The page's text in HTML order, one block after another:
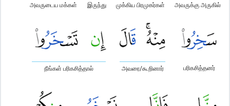
அவருக்கு அருகில்
முக்கிய பிரமுகர்கள்
இருந்து
அவருடைய மக்கள்
பரிகசித்தனர்
அவரை/கூறினார்
நீங்கள் பரிகசித்தால்